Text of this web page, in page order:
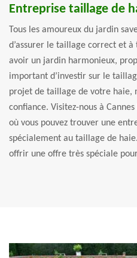
Entreprise taillage de
Tous les amoureux du jardin
d’assurer le taillage correct et
avoir un jardin harmonieux,
important d’investir sur le
projet de taillage de votre haie,
confiance. Visitez-nous à
où vous pouvez trouver une
spécialement au taillage de
offrir une offre très spéciale